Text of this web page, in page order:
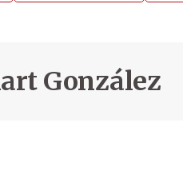
González